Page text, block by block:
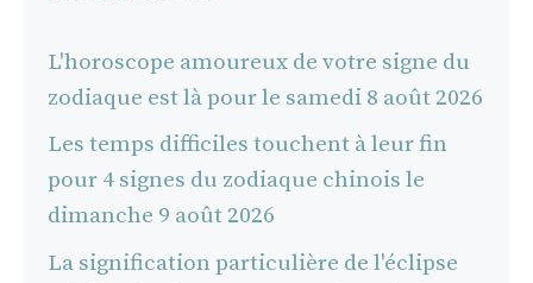
L'horoscope amoureux de votre signe du
zodiaque est là pour le samedi 8 août 2026
Les temps difficiles touchent à leur fin
pour 4 signes du zodiaque chinois le
dimanche 9 août 2026
La signification particulière de l'éclipse